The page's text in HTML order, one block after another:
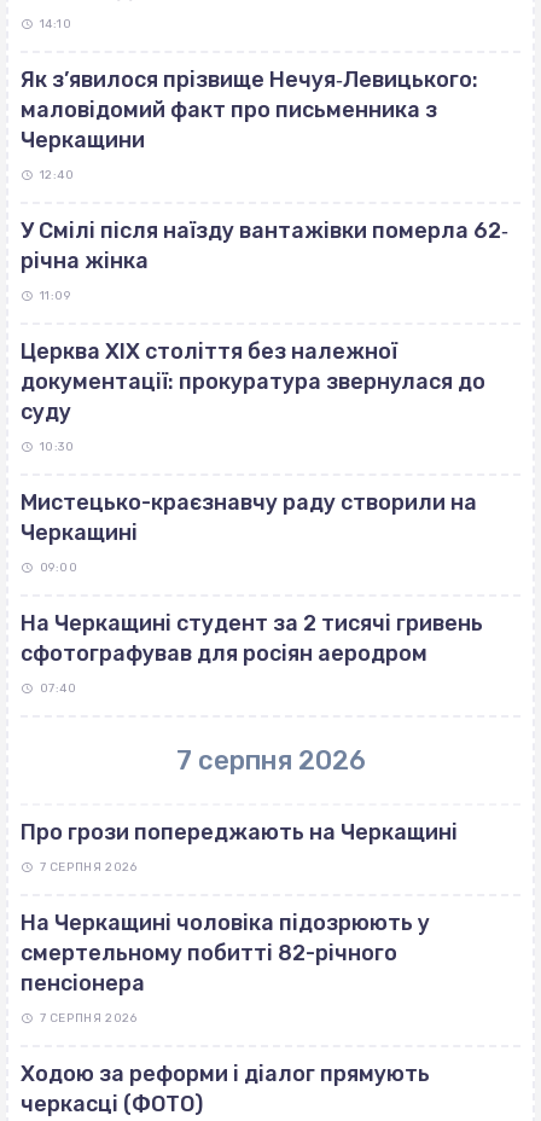
14:10
Як з’явилося прізвище Нечуя‐Левицького:
маловідомий факт про письменника з
Черкащини
12:40
У Смілі після наїзду вантажівки померла 62‐
річна жінка
11:09
Церква ХІХ століття без належної
документації: прокуратура звернулася до
суду
10:30
Мистецько-краєзнавчу раду створили на
Черкащині
09:00
На Черкащині студент за 2 тисячі гривень
сфотографував для росіян аеродром
07:40
7 серпня 2026
Про грози попереджають на Черкащині
7 СЕРПНЯ 2026
На Черкащині чоловіка підозрюють у
смертельному побитті 82-річного
пенсіонера
7 СЕРПНЯ 2026
Ходою за реформи і діалог прямують
черкасці (ФОТО)